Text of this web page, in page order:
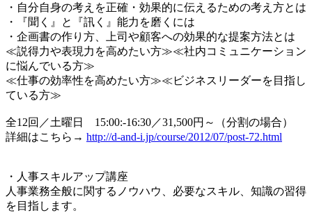
・自分自身の考えを正確・効果的に伝えるための考え方とは
・『聞く』と『訊く』能力を磨くには
・企画書の作り方、上司や顧客への効果的な提案方法とは
≪説得力や表現力を高めたい方≫≪社内コミュニケーション
に悩んでいる方≫
≪仕事の効率性を高めたい方≫≪ビジネスリーダーを目指し
ている方≫
全12回／土曜日 15:00:-16:30／31,500円～（分割の場合）
詳細はこちら→ http://d-and-i.jp/course/2012/07/post-72.html
・人事スキルアップ講座
人事業務全般に関するノウハウ、必要なスキル、知識の習得
を目指します。